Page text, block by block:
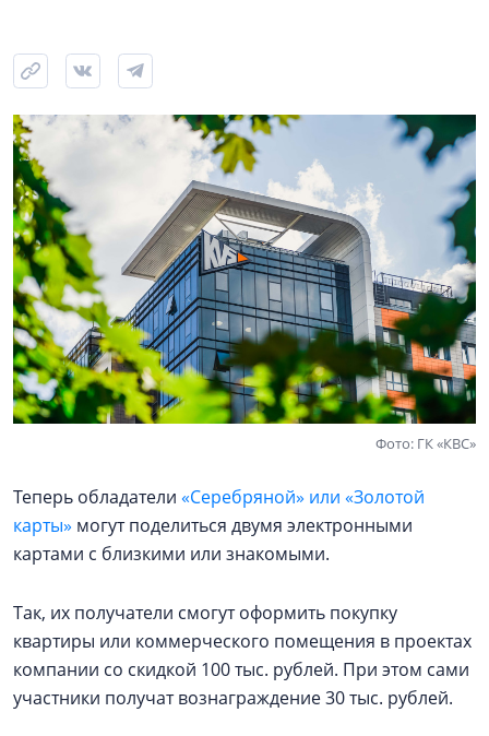
Фото: ГК «КВС»
Теперь обладатели «Серебряной» или «Золотой
карты» могут поделиться двумя электронными
картами с близкими или знакомыми.
Так, их получатели смогут оформить покупку
квартиры или коммерческого помещения в проектах
компании со скидкой 100 тыс. рублей. При этом сами
участники получат вознаграждение 30 тыс. рублей.